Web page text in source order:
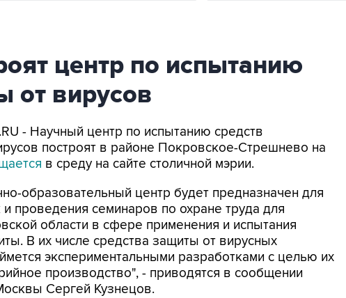
центр по испытанию
от вирусов
- Научный центр по испытанию средств
построят в районе Покровское-Стрешнево на
в среду на сайте столичной мэрии.
образовательный центр будет предназначен для
проведения семинаров по охране труда для
области в сфере применения и испытания
В их числе средства защиты от вирусных
экспериментальными разработками с целью их
производство", - приводятся в сообщении
Сергей Кузнецов.